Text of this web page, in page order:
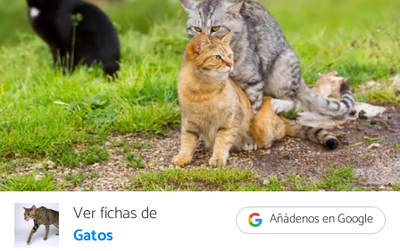
Añádenos en Google
Ver fichas de
Gatos